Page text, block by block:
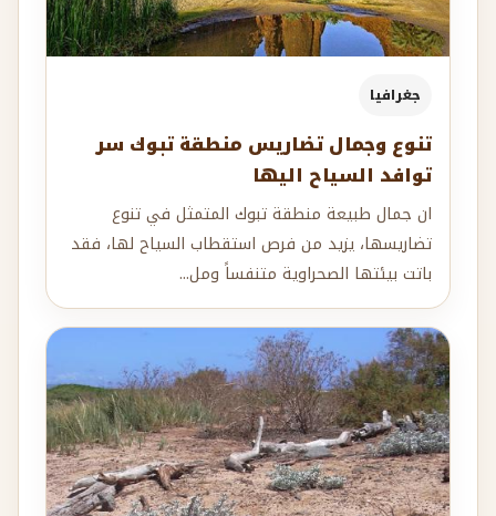
جغرافيا
تنوع وجمال تضاريس منطقة تبوك سر
توافد السياح اليها
ان جمال طبيعة منطقة تبوك المتمثل في تنوع
تضاريسها، يزيد من فرص استقطاب السياح لها، فقد
باتت بيئتها الصحراوية متنفساً ومل...